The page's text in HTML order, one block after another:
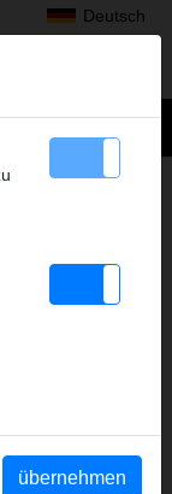
Deutsch
40 mm, R140
Rohrbieger REMS
übernehmen